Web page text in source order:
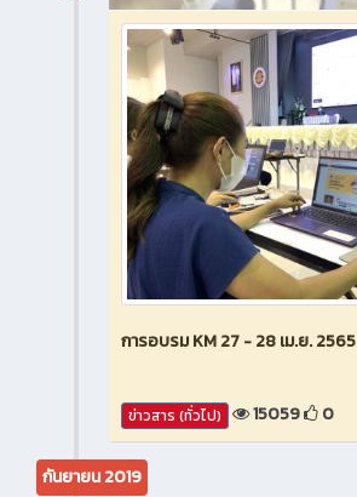
การอบรม KM 27 - 28 เม.ย. 2565
ข่าวสาร (ทั่วไป) 15059 0
กันยายน 2019